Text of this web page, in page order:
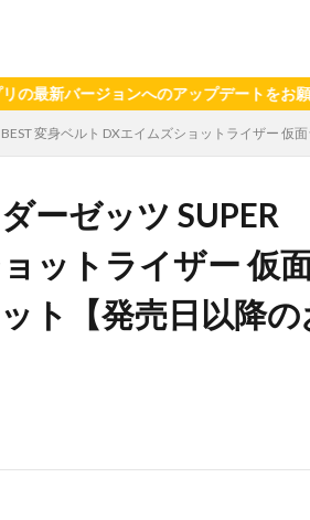
ージョンへのアップデートをお願いいた
変身ベルト DXエイムズショットライザー
ーゼッツ SUPER
ットライザー 仮
ト【発売日以降の